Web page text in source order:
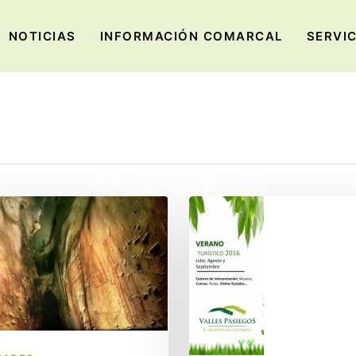
NOTICIAS INFORMACIÓN COMARCAL
Guía
Turística
Verano
2016